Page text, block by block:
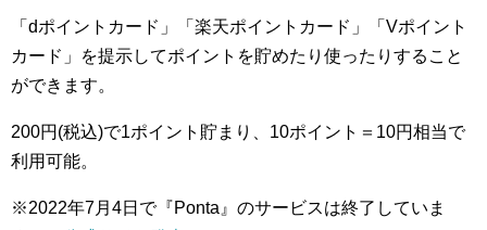
「dポイントカード」「楽天ポイントカード」「Vポイント
カード」を提示してポイントを貯めたり使ったりすること
ができます。
200円(税込)で1ポイント貯まり、10ポイント＝10円相当で
利用可能。
※2022年7月4日で『Ponta』のサービスは終了していま